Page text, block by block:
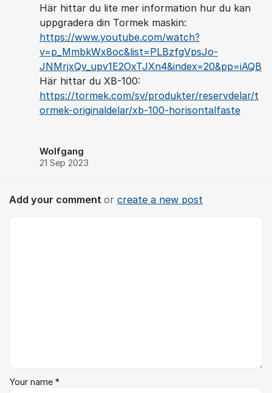
Här hittar du lite mer information hur du kan
uppgradera din Tormek maskin:
https://www.youtube.com/watch?
v=p_MmbkWx8oc&list=PLBzfgVpsJo-
JNMrjxQv_upv1E2OxTJXn4&index=20&pp=iAQB
Här hittar du XB-100:
https://tormek.com/sv/produkter/reservdelar/t
ormek-originaldelar/xb-100-horisontalfaste
Wolfgang
21 Sep 2023
Add your comment or create a new post
Your name *